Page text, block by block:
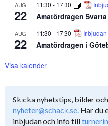
AUG
22
11:30 - 17:30
Amatördragen
AUG
22
11:30 - 17:30 Inbjudan
Amatördragen i
Visa kalender
Skicka nyhetstips, bilder
nyheter@schack.se. Har du
inbjudan och info till